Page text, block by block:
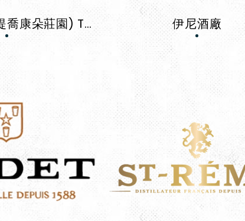
寵愛莊園(卡斯提喬康朵莊園) Tenuta Castelgiocondo 伊尼酒廠